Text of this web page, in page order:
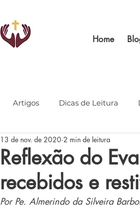
Home
Artigos Dicas de Leitura
Reflexão do
recebidos e
13 de nov. de 2020 2 min de leitura
Por Pe. Almerindo da Silveira